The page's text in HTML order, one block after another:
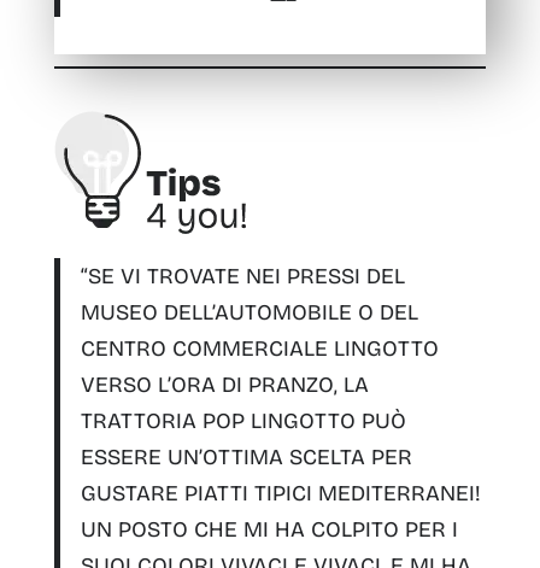
“SE VI TROVATE NEI PRESSI DEL
MUSEO DELL’AUTOMOBILE O DEL
CENTRO COMMERCIALE LINGOTTO
VERSO L’ORA DI PRANZO, LA
TRATTORIA POP LINGOTTO PUÒ
ESSERE UN’OTTIMA SCELTA PER
GUSTARE PIATTI TIPICI MEDITERRANEI!
UN POSTO CHE MI HA COLPITO PER I